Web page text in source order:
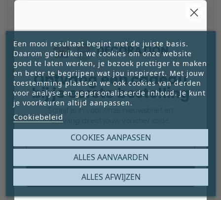
– Een werkkamer
– Een leeshoek
– Een moderne woonkamer met
minimalistische meubels
– Een kantoorruimte met karakter
Wil je het spanningsveld vergroten?
Combineer met accessoires in Snow White
voor frisheid of een subtiele toets
Cornwall Blackvoor extra grafische
Een mooi resultaat begint met de juiste basis.
Daarom gebruiken we cookies om onze website
goed te laten werken, je bezoek prettiger te maken
en beter te begrijpen wat jou inspireert. Met jouw
toestemming plaatsen we ook cookies van derden
voor analyse en gepersonaliseerde inhoud. Je kunt
je voorkeuren altijd aanpassen.
Cookiebeleid
COOKIES AANPASSEN
ALLES AFWIJZEN
ALLES AANVAARDEN
Ontvang een cadeau
bij je eerste bestelling
ontvang direct jouw voucher code.
Claim mijn gratis cadeau